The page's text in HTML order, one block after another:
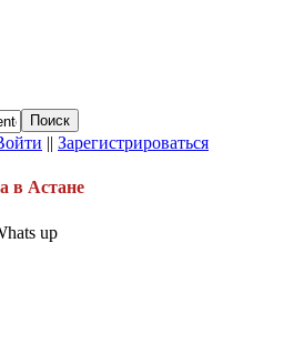
|| Зарегистрироваться
в Астане
up